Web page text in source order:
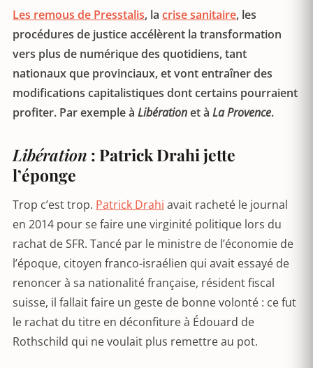
Les remous de Presstalis, la crise sanitaire, les
procédures de justice accélèrent la transformation
vers plus de numérique des quotidiens, tant
nationaux que provinciaux, et vont entraîner des
modifications capitalistiques dont certains pourraient
profiter. Par exemple à Libérationet à La Provence.
Libération : Patrick Drahi jette
l’éponge
Trop c’est trop. Patrick Drahi avait racheté le journal
en 2014 pour se faire une virginité politique lors du
rachat de SFR. Tancé par le ministre de l’économie de
l’époque, citoyen franco-israélien qui avait essayé de
renoncer à sa nationalité française, résident fiscal
suisse, il fallait faire un geste de bonne volonté : ce fut
le rachat du titre en déconfiture à Édouard de
Rothschild qui ne voulait plus remettre au pot.